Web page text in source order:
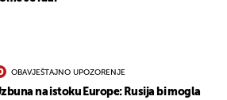
OBAVJEŠTAJNO UPOZORENJE
na istoku Europe: Rusija bi mogla